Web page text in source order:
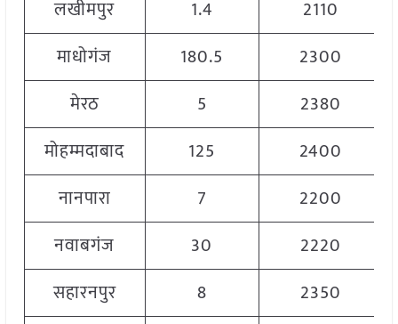
लखीमपुर
1.4
2110
माधोगंज
180.5
2300
मेरठ
5
2380
मोहम्मदाबाद
125
2400
नानपारा
7
2200
नवाबगंज
30
2220
सहारनपुर
8
2350